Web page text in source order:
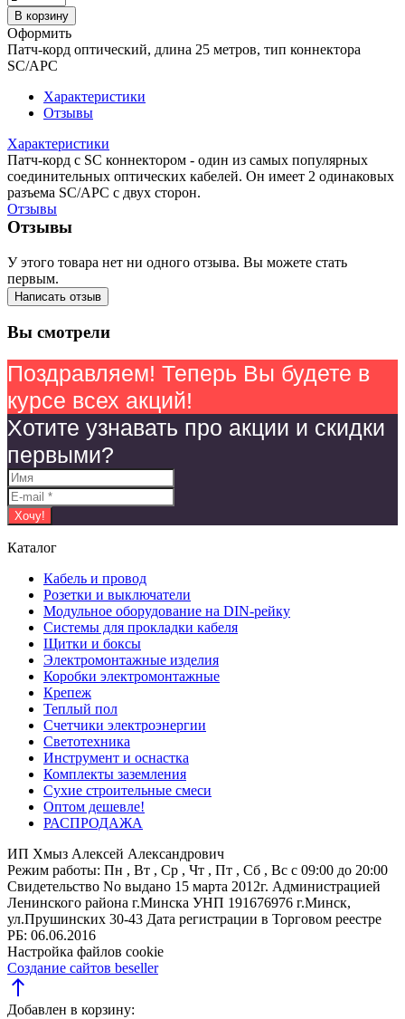
В корзину
Оформить
Патч-корд оптический, длина 25 метров, тип коннектора
SC/APC
Характеристики
Отзывы
Характеристики
Патч-корд с SC коннектором - один из самых популярных
соединительных оптических кабелей. Он имеет 2 одинаковых
разъема SC/APC с двух сторон.
Отзывы
Отзывы
У этого товара нет ни одного отзыва. Вы можете стать
первым.
Написать отзыв
Вы смотрели
Поздравляем! Теперь Вы будете в
курсе всех акций!
Хотите узнавать про акции и скидки
первыми?
Каталог
Кабель и провод
Розетки и выключатели
Модульное оборудование на DIN-рейку
Системы для прокладки кабеля
Щитки и боксы
Электромонтажные изделия
Коробки электромонтажные
Крепеж
Теплый пол
Счетчики электроэнергии
Светотехника
Инструмент и оснастка
Комплекты заземления
Сухие строительные смеси
Оптом дешевле!
РАСПРОДАЖА
ИП Хмыз Алексей Александрович
Режим работы: Пн , Вт , Ср , Чт , Пт , Сб , Вс c 09:00 до 20:00
Свидетельство No выдано 15 марта 2012г. Администрацией
Ленинского района г.Минска УНП 191676976 г.Минск,
ул.Прушинских 30-43 Дата регистрации в Торговом реестре
РБ: 06.06.2016
Настройка файлов cookie
Создание сайтов beseller
north
Добавлен в корзину: